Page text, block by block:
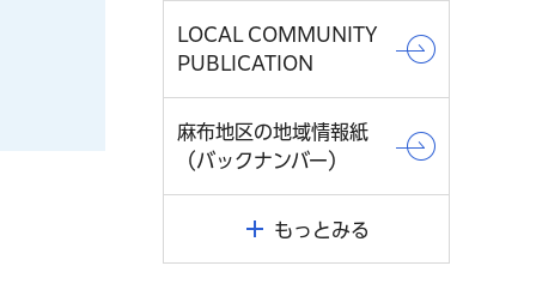
LOCAL COMMUNITY
PUBLICATION
麻布地区の地域情報紙
（バックナンバー）
もっとみる